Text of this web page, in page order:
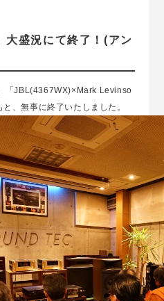
盛況にて終了！(アン
「JBL(4367WX)×Mark Levinso
、無事に終了いたしました。